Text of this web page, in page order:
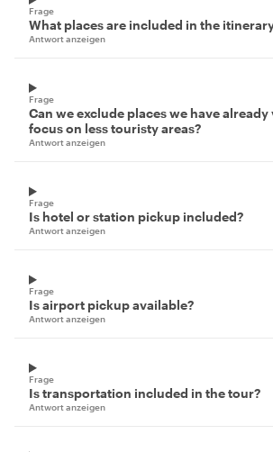
Frage
What places are included in the
Antwort anzeigen
Frage
Can we exclude places we have
focus on less touristy areas?
Antwort anzeigen
Frage
Is hotel or station pickup included?
Antwort anzeigen
Frage
Is airport pickup available?
Antwort anzeigen
Frage
Is transportation included in the tour?
Antwort anzeigen